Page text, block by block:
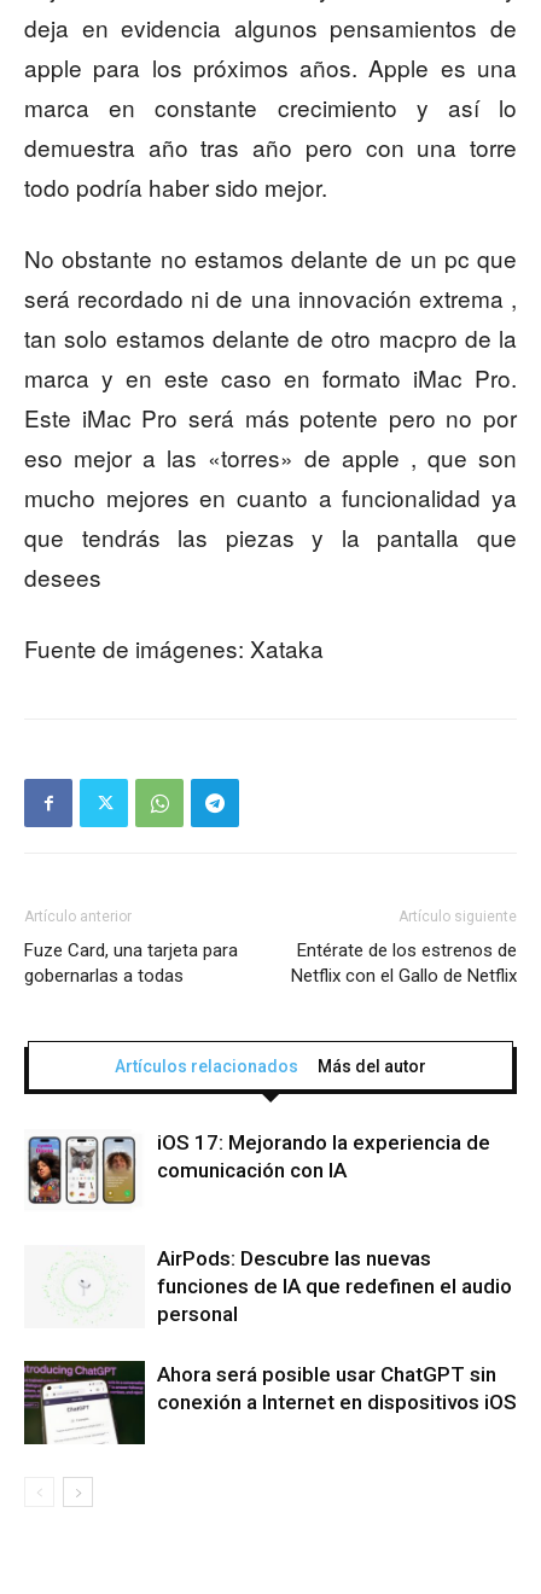
deja en evidencia algunos pensamientos de
apple para los próximos años. Apple es una
marca en constante crecimiento y así lo
demuestra año tras año pero con una torre
todo podría haber sido mejor.
No obstante no estamos delante de un pc que
será recordado ni de una innovación extrema ,
tan solo estamos delante de otro macpro de la
marca y en este caso en formato iMac Pro.
Este iMac Pro será más potente pero no por
eso mejor a las «torres» de apple , que son
mucho mejores en cuanto a funcionalidad ya
que tendrás las piezas y la pantalla que
desees
Fuente de imágenes: Xataka
Artículo anterior
Fuze Card, una tarjeta para
gobernarlas a todas
Artículo siguiente
Entérate de los estrenos de
Netflix con el Gallo de Netflix
Artículos relacionados Más del autor
iOS 17: Mejorando la experiencia de
comunicación con IA
AirPods: Descubre las nuevas
funciones de IA que redefinen el audio
personal
Ahora será posible usar ChatGPT sin
conexión a Internet en dispositivos iOS